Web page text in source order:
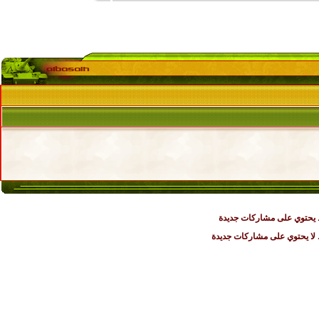
على مشاركات جديدة
يحتوي على مشاركات جديدة